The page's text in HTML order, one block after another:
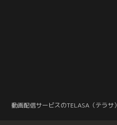
動画配信サービスのTELASA（テラサ）